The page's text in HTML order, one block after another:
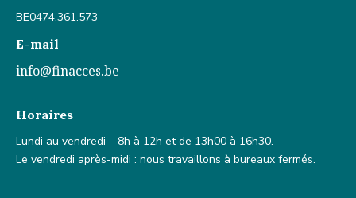
BE0474.361.573
E-mail
info@finacces.be
Horaires
Lundi au vendredi – 8h à 12h et de 13h00 à 16h30.
Le vendredi après-midi : nous travaillons à bureaux fermés.